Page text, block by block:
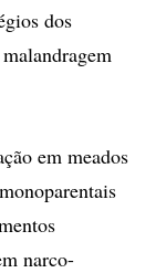
dos
em meados
narco-